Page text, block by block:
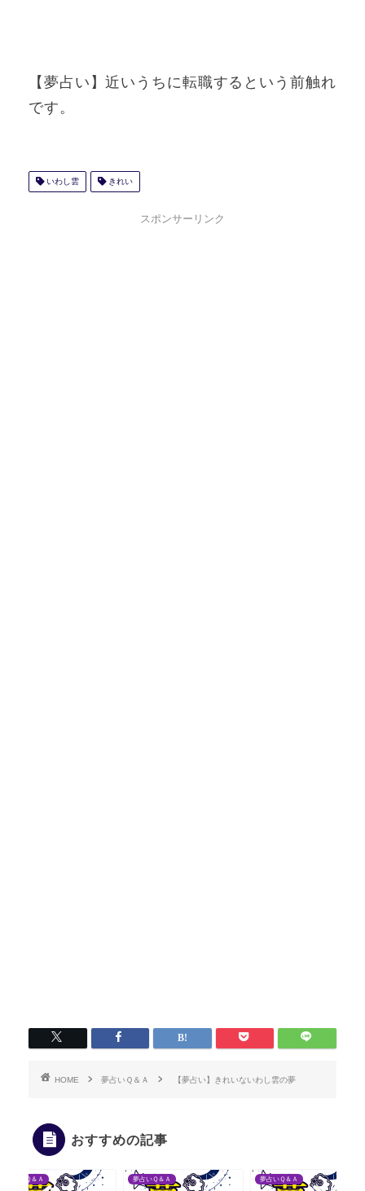
【夢占い】近いうちに転職するという前触れ
です。
いわし雲 きれい
スポンサーリンク
HOME 夢占いＱ＆Ａ 【夢占い】きれいないわし雲の夢
おすすめの記事
夢占いＱ＆Ａ 夢占いＱ＆Ａ 夢占いＱ＆Ａ